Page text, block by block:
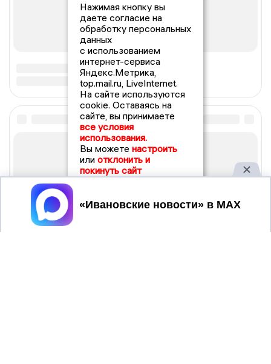
Нажимая кнопку вы
даете согласие на
обработку персональных
данных
с использованием
интернет-сервиса
Яндекс.Метрика,
top.mail.ru, LiveInternet.
На сайте используются
cookie. Оставаясь на
сайте, вы принимаете
все условия
использования.
Вы можете настроить
или отклонить и
покинуть сайт
Принять